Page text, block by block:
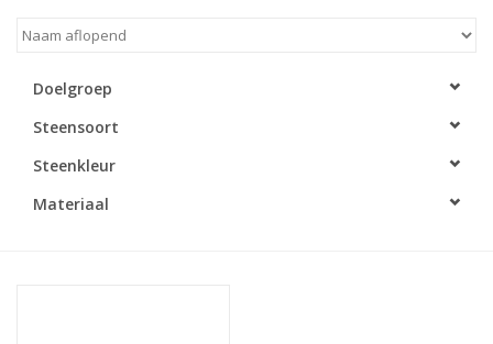
Cadeaukaarten
Doelgroep
Steensoort
Steenkleur
Materiaal